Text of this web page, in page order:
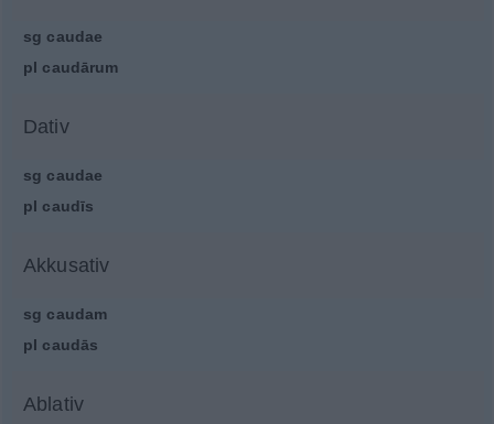
sg caudae
pl caudārum
Dativ
sg caudae
pl caudīs
Akkusativ
sg caudam
pl caudās
Ablativ